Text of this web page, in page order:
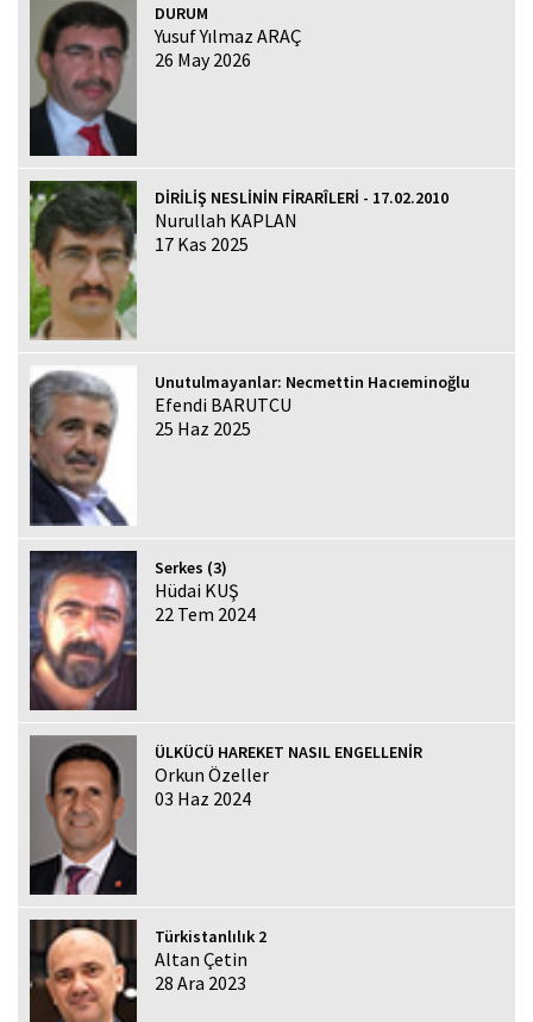
DURUM
Yusuf Yılmaz ARAÇ
26 May 2026
DİRİLİŞ NESLİNİN FİRARÎLERİ - 17.02.2010
Nurullah KAPLAN
17 Kas 2025
Unutulmayanlar: Necmettin Hacıeminoğlu
Efendi BARUTCU
25 Haz 2025
Serkes (3)
Hüdai KUŞ
22 Tem 2024
ÜLKÜCÜ HAREKET NASIL ENGELLENİR
Orkun Özeller
03 Haz 2024
Türkistanlılık 2
Altan Çetin
28 Ara 2023